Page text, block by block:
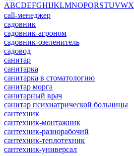
ABCDEFGHIJKLMNOPQRSTUVWX
сall-менеджер
садовник
садовник-агроном
садовник-озеленитель
садовод
санитар
санитарка
санитарка в стоматологию
санитар морга
санитарный врач
санитар психиатрической больницы
сантехник
сантехник-монтажник
сантехник-разнорабочий
сантехник-теплотехник
сантехник-универсал